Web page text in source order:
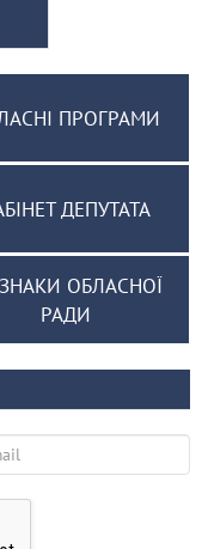
ПРОГРАМИ
ДЕПУТАТА
ОБЛАСНОЇ
РАДИ